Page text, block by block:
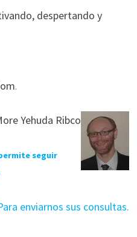
despertando y
.
Yehuda Ribco
seguir
enviarnos sus consultas.